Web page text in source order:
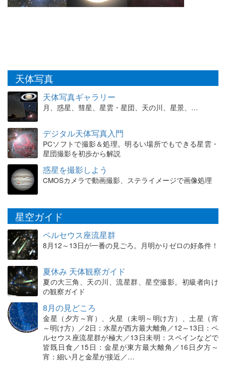
天体写真
天体写真ギャラリー
月、惑星、彗星、星雲・星団、天の川、星景、…
デジタル天体写真入門
PCソフトで撮影＆処理。明るい場所でもできる星雲・
星団撮影を初歩から解説
惑星を撮影しよう
CMOSカメラで動画撮影、ステライメージで画像処理
星空ガイド
ペルセウス座流星群
8月12～13日が一番の見ごろ。月明かりゼロの好条件！
夏休み 天体観察ガイド
夏の大三角、天の川、流星群、星空撮影。初級者向け
の観察ガイド
8月の見どころ
金星（夕方～宵）、火星（未明～明け方）、土星（宵
～明け方）／2日：水星が西方最大離角／12～13日：ペ
ルセウス座流星群が極大／13日未明：スペインなどで
皆既日食／15日：金星が東方最大離角／16日夕方～
宵：細い月と金星が接近／…